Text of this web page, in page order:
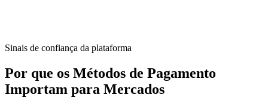
Sinais de confiança da plataforma
Por que os Métodos de Pagamento
Importam para Mercados